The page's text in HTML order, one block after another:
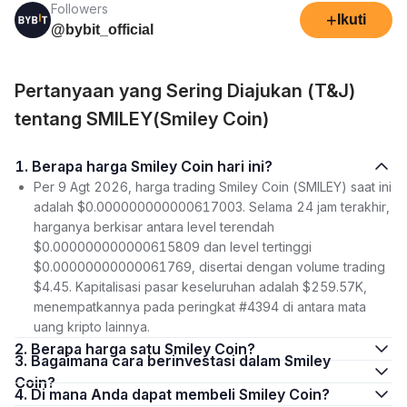
Followers
@bybit_official
+ Ikuti
Pertanyaan yang Sering Diajukan (T&J)
tentang SMILEY(Smiley Coin)
1. Berapa harga Smiley Coin hari ini?
Per 9 Agt 2026, harga trading Smiley Coin (SMILEY) saat ini
adalah $0.000000000000617003. Selama 24 jam terakhir,
harganya berkisar antara level terendah
$0.000000000000615809 dan level tertinggi
$0.00000000000061769, disertai dengan volume trading
$4.45. Kapitalisasi pasar keseluruhan adalah $259.57K,
menempatkannya pada peringkat #4394 di antara mata
uang kripto lainnya.
2. Berapa harga satu Smiley Coin?
3. Bagaimana cara berinvestasi dalam Smiley
Coin?
4. Di mana Anda dapat membeli Smiley Coin?